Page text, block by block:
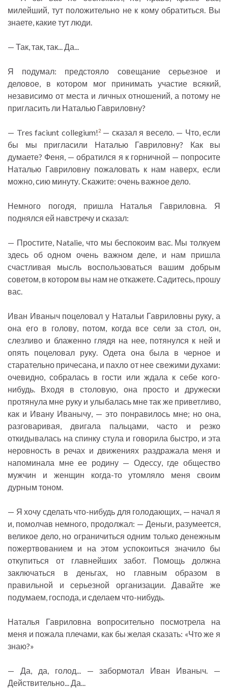
милейший, тут положительно не к кому обратиться. Вы
знаете, какие тут люди.
— Так, так, так... Да...
Я подумал: предстояло совещание серьезное и
деловое, в котором мог принимать участие всякий,
независимо от места и личных отношений, а потому не
пригласить ли Наталью Гавриловну?
— Tres faciunt collegium!2— сказал я весело. — Что, если
бы мы пригласили Наталью Гавриловну? Как вы
думаете? Феня, — обратился я к горничной — попросите
Наталью Гавриловну пожаловать к нам наверх, если
можно, сию минуту. Скажите: очень важное дело.
Немного погодя, пришла Наталья Гавриловна. Я
поднялся ей навстречу и сказал:
— Простите, Natalie, что мы беспокоим вас. Мы толкуем
здесь об одном очень важном деле, и нам пришла
счастливая мысль воспользоваться вашим добрым
советом, в котором вы нам не откажете. Садитесь, прошу
вас.
Иван Иваныч поцеловал у Натальи Гавриловны руку, а
она его в голову, потом, когда все сели за стол, он,
слезливо и блаженно глядя на нее, потянулся к ней и
опять поцеловал руку. Одета она была в черное и
старательно причесана, и пахло от нее свежими духами:
очевидно, собралась в гости или ждала к себе кого-
нибудь. Входя в столовую, она просто и дружески
протянула мне руку и улыбалась мне так же приветливо,
как и Ивану Иванычу, — это понравилось мне; но она,
разговаривая, двигала пальцами, часто и резко
откидывалась на спинку стула и говорила быстро, и эта
неровность в речах и движениях раздражала меня и
напоминала мне ее родину — Одессу, где общество
мужчин и женщин когда-то утомляло меня своим
дурным тоном.
— Я хочу сделать что-нибудь для голодающих, — начал я
и, помолчав немного, продолжал: — Деньги, разумеется,
великое дело, но ограничиться одним только денежным
пожертвованием и на этом успокоиться значило бы
откупиться от главнейших забот. Помощь должна
заключаться в деньгах, но главным образом в
правильной и серьезной организации. Давайте же
подумаем, господа, и сделаем что-нибудь.
Наталья Гавриловна вопросительно посмотрела на
меня и пожала плечами, как бы желая сказать: «Что же я
знаю?»
— Да, да, голод... — забормотал Иван Иваныч. —
Действительно... Да...